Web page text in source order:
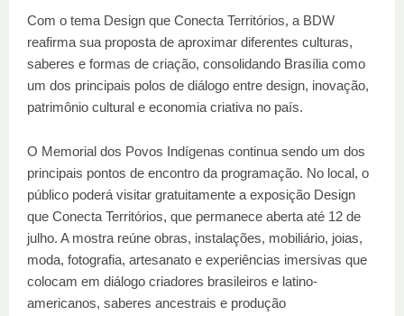
Com o tema Design que Conecta Territórios, a BDW
reafirma sua proposta de aproximar diferentes culturas,
saberes e formas de criação, consolidando Brasília como
um dos principais polos de diálogo entre design, inovação,
patrimônio cultural e economia criativa no país.
O Memorial dos Povos Indígenas continua sendo um dos
principais pontos de encontro da programação. No local, o
público poderá visitar gratuitamente a exposição Design
que Conecta Territórios, que permanece aberta até 12 de
julho. A mostra reúne obras, instalações, mobiliário, joias,
moda, fotografia, artesanato e experiências imersivas que
colocam em diálogo criadores brasileiros e latino-
americanos, saberes ancestrais e produção